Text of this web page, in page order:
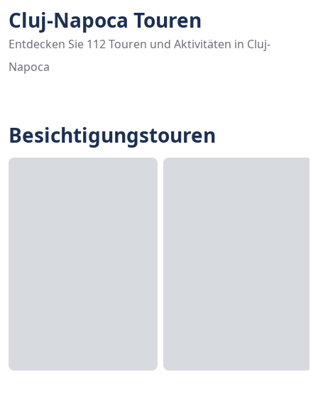
Cluj-Napoca Touren
Entdecken Sie 112 Touren und Aktivitäten in Cluj-
Napoca
Besichtigungstouren